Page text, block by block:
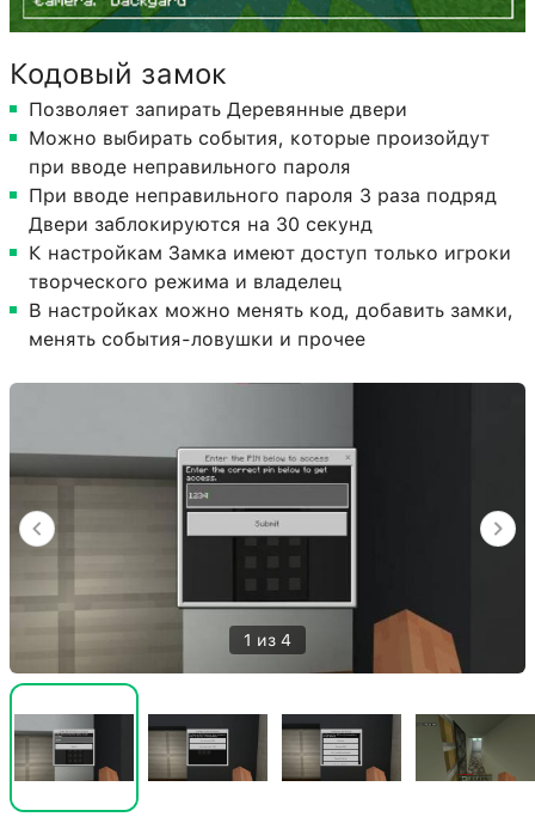
Кодовый замок
Позволяет запирать Деревянные двери
Можно выбирать события, которые произойдут
при вводе неправильного пароля
При вводе неправильного пароля 3 раза подряд
Двери заблокируются на 30 секунд
К настройкам Замка имеют доступ только игроки
творческого режима и владелец
В настройках можно менять код, добавить замки,
менять события-ловушки и прочее
1 из 4